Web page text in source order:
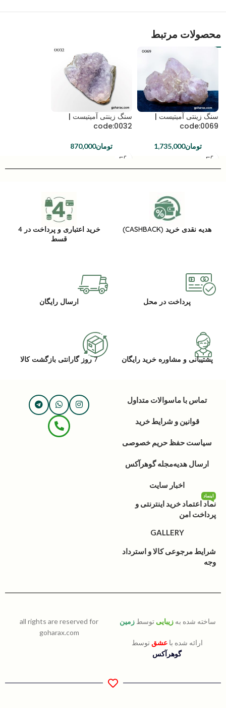
محصولات مرتبط
سنگ زینتی آمیتیست |
code:0069
تومان1,735,000
سنگ زینتی آمیتیست |
code:0032
تومان870,000
هدیه نقدی خرید (CASHBACK)
خرید اعتباری و پرداخت در 4
قسط
پرداخت در محل ارسال رایگان
پشتیبانی و مشاوره خرید رایگان 7 روز گارانتی بازگشت کالا
تماس با ماسوالات متداول
قوانین و شرایط خرید
سیاست حفظ حریم خصوصی
ارسال هدیهمجله گوهرآکس
اخبار سایت
نماد اعتماد خرید اینترنتی و
پرداخت امن
اینماد
GALLERY
شرایط مرجوعی کالا و استرداد
وجه
ساخته شده به زیبایی توسط زمین
ارائه شده باعشق توسط
گوهرآکس
all rights are reserved for
goharax.com